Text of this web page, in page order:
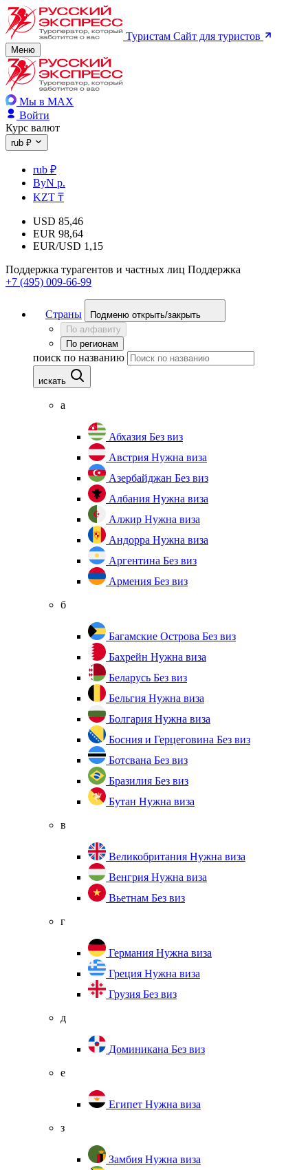
Туристам Сайт для туристов
Меню
Мы в MAX
Войти
Курс валют
rub ₽
rub ₽
ByN р.
KZT ₸
USD 85,46
EUR 98,64
EUR/USD 1,15
Поддержка турагентов и частных лиц Поддержка
+7 (495) 009-66-99
Страны
Подменю открыть/закрыть
По алфавиту
По регионам
поиск по названию
искать
а
Абхазия Без виз
Австрия Нужна виза
Азербайджан Без виз
Албания Нужна виза
Алжир Нужна виза
Андорра Нужна виза
Аргентина Без виз
Армения Без виз
б
Багамские Острова Без виз
Бахрейн Нужна виза
Беларусь Без виз
Бельгия Нужна виза
Болгария Нужна виза
Босния и Герцеговина Без виз
Ботсвана Без виз
Бразилия Без виз
Бутан Нужна виза
в
Великобритания Нужна виза
Венгрия Нужна виза
Вьетнам Без виз
г
Германия Нужна виза
Греция Нужна виза
Грузия Без виз
д
Доминикана Без виз
е
Египет Нужна виза
з
Замбия Нужна виза